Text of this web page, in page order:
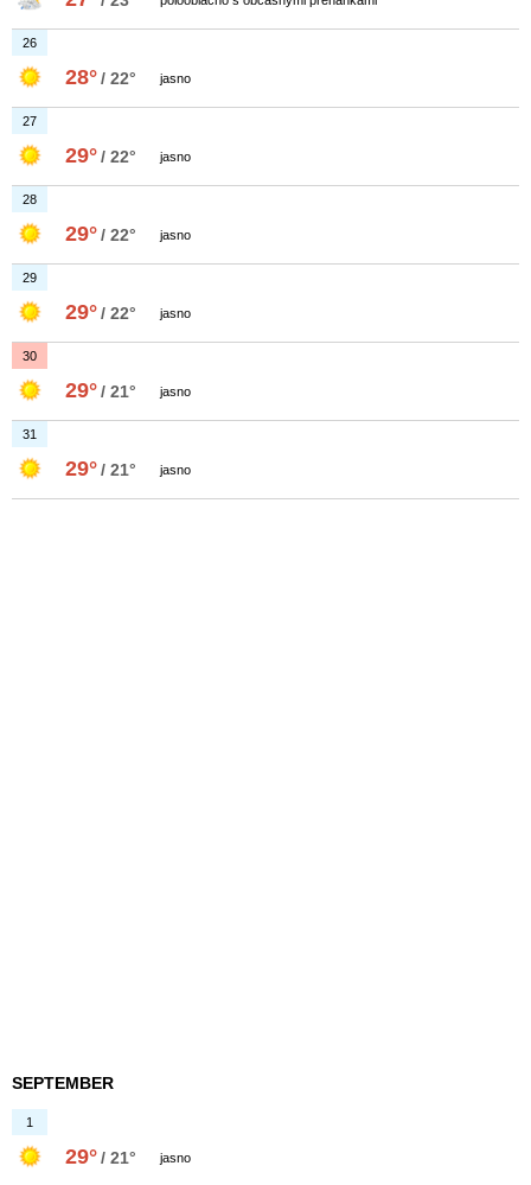
26
28°/ 22° jasno
27
29°/ 22° jasno
28
29°/ 22° jasno
29
29°/ 22° jasno
30
29°/ 21° jasno
31
29°/ 21° jasno
SEPTEMBER
1
29°/ 21° jasno